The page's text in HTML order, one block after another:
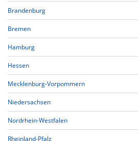
Brandenburg
Bremen
Hamburg
Hessen
Mecklenburg-Vorpommern
Niedersachsen
Nordrhein-Westfalen
Rheinland-Pfalz